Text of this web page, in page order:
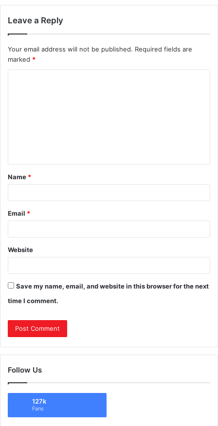
Leave a Reply
Your email address will not be published. Required fields are
marked *
Name *
Email *
Website
Save my name, email, and website in this browser for the next
time I comment.
Follow Us
127k
Fans